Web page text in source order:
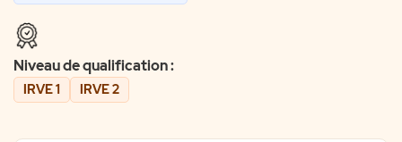
Niveau de qualification :
IRVE 1 IRVE 2